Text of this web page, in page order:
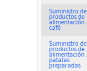
Suministro de
productos de
alimentación .
café
Suministro de
productos de
alimentación .
patatas
preparadas